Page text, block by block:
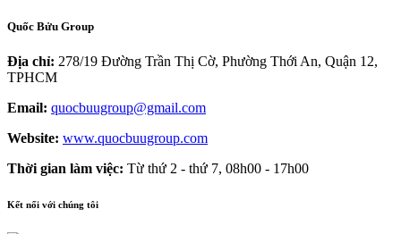
Quốc Bửu Group
Địa chỉ: 278/19 Đường Trần Thị Cờ, Phường Thới An, Quận 12,
TPHCM
Email: quocbuugroup@gmail.com
Website: www.quocbuugroup.com
Thời gian làm việc: Từ thứ 2 - thứ 7, 08h00 - 17h00
Kết nối với chúng tôi